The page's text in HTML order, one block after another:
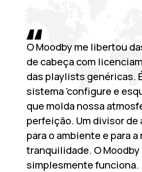
O Moodby me libertou
de cabeça com
das playlists genéricas.
sistema 'configure e
que molda nossa
perfeição. Um divisor de
para o ambiente e para a
tranquilidade. O Moodby
simplesmente funciona.